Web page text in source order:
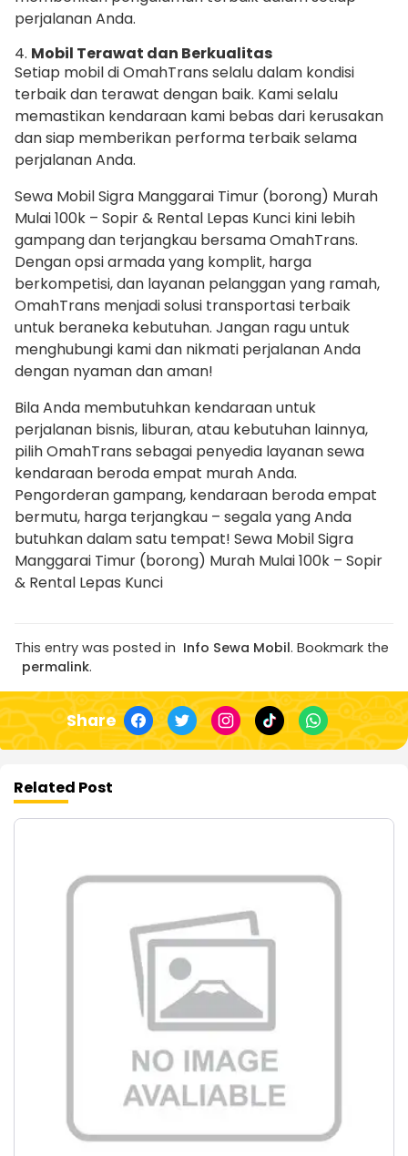
perjalanan Anda.
4. Mobil Terawat dan Berkualitas
Setiap mobil di OmahTrans selalu dalam kondisi
terbaik dan terawat dengan baik. Kami selalu
memastikan kendaraan kami bebas dari kerusakan
dan siap memberikan performa terbaik selama
perjalanan Anda.
Sewa Mobil Sigra Manggarai Timur (borong) Murah
Mulai 100k – Sopir & Rental Lepas Kunci kini lebih
gampang dan terjangkau bersama OmahTrans.
Dengan opsi armada yang komplit, harga
berkompetisi, dan layanan pelanggan yang ramah,
OmahTrans menjadi solusi transportasi terbaik
untuk beraneka kebutuhan. Jangan ragu untuk
menghubungi kami dan nikmati perjalanan Anda
dengan nyaman dan aman!
Bila Anda membutuhkan kendaraan untuk
perjalanan bisnis, liburan, atau kebutuhan lainnya,
pilih OmahTrans sebagai penyedia layanan sewa
kendaraan beroda empat murah Anda.
Pengorderan gampang, kendaraan beroda empat
bermutu, harga terjangkau – segala yang Anda
butuhkan dalam satu tempat! Sewa Mobil Sigra
Manggarai Timur (borong) Murah Mulai 100k – Sopir
& Rental Lepas Kunci
This entry was posted in Info Sewa Mobil. Bookmark the
permalink.
Share
Related Post